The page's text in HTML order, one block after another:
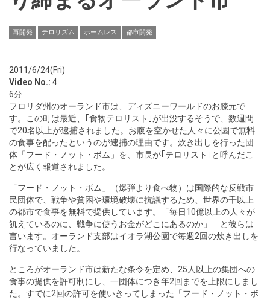
再開発 テロリズム ホームレス 都市開発
2011/6/24(Fri)
Video No.: 4
6分
フロリダ州のオーランド市は、ディズニーワールドのお膝元で
す。この町は最近、｢食物テロリスト｣が出没するそうで、数週間
で20名以上が逮捕されました。お腹を空かせた人々に公園で無料
の食事を配ったというのが逮捕の理由です。炊き出しを行った団
体「フード・ノット・ボム」を、市長が｢テロリスト｣と呼んだこ
とが広く報道されました。
「フード・ノット・ボム」（爆弾より食べ物）は国際的な反戦市
民団体で、戦争や貧困や環境破壊に抗議するため、世界の千以上
の都市で食事を無料で提供しています。「毎日10億以上の人々が
飢えているのに、戦争に使うお金がどこにあるのか」 と彼らは
言います。オーランド支部はイオラ湖公園で毎週2回の炊き出しを
行なっていました。
ところがオーランド市は新たな条令を定め、25人以上の集団への
食事の提供を許可制にし、一団体につき年2回までを上限にしまし
た。すでに2回の許可を使いきってしまった「フード・ノット・ボ